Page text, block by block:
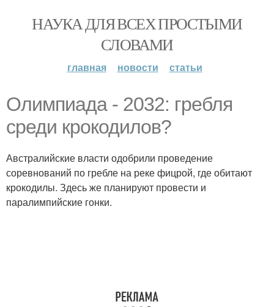
НАУКА ДЛЯ ВСЕХ ПРОСТЫМИ
СЛОВАМИ
главная новости статьи
Олимпиада - 2032: гребля
среди крокодилов?
Австралийские власти одобрили проведение
соревнований по гребле на реке фицрой, где обитают
крокодилы. Здесь же планируют провести и
паралимпийские гонки.